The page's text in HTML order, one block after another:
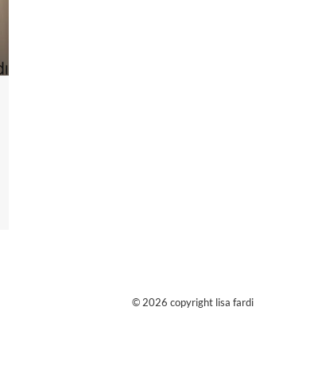
© 2026 copyright lisa fardi